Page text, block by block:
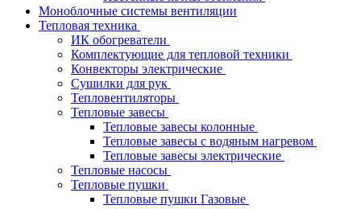
Моноблочные системы вентиляции
Тепловая техника
ИК обогреватели
Комплектующие для тепловой техники
Конвекторы электрические
Сушилки для рук
Тепловентиляторы
Тепловые завесы
Тепловые завесы колонные
Тепловые завесы с водяным нагревом
Тепловые завесы электрические
Тепловые насосы
Тепловые пушки
Тепловые пушки Газовые